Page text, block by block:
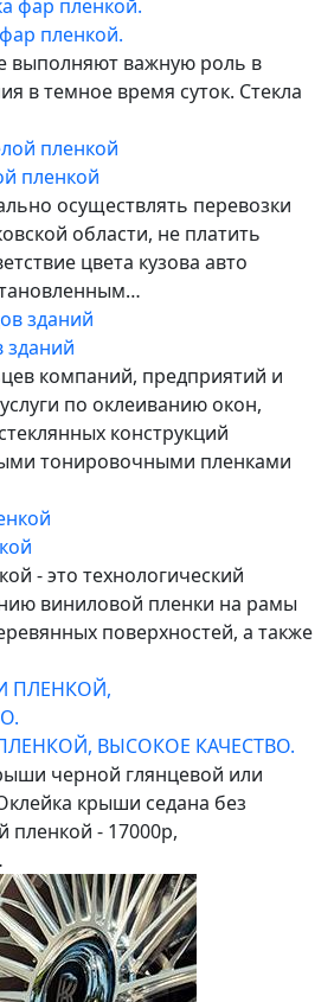
пленкой.
выполняют важную роль в
в темное время суток. Стекла
пленкой
осуществлять перевозки
области, не платить
цвета кузова авто
зданий
компаний, предприятий и
по оклеиванию окон,
конструкций
тонировочными пленками
- это технологический
виниловой пленки на рамы
поверхностей, а также
ВЫСОКОЕ КАЧЕСТВО.
черной глянцевой или
крыши седана без
пленкой - 17000р,